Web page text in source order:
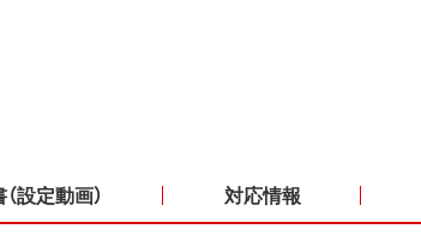
設定動画） 対応情報